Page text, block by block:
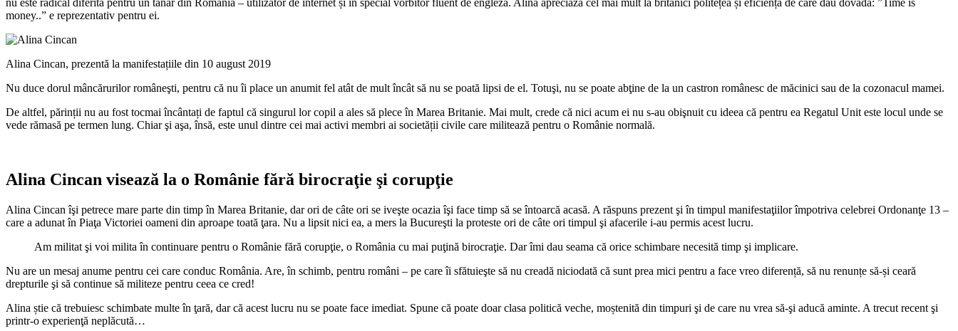
nu este radical diferită pentru un tânăr din România – utilizator de internet și în special vorbitor fluent de engleză. Alina apreciază cel mai mult la britanici politețea și eficiența de care dau dovadă: ”Time is
money..” e reprezentativ pentru ei.
Alina Cincan, prezentă la manifestațiile din 10 august 2019
Nu duce dorul mâncărurilor româneşti, pentru că nu îi place un anumit fel atât de mult încât să nu se poată lipsi de el. Totuşi, nu se poate abţine de la un castron românesc de măcinici sau de la cozonacul mamei.
De altfel, părinții nu au fost tocmai încântați de faptul că singurul lor copil a ales să plece în Marea Britanie. Mai mult, crede că nici acum ei nu s-au obişnuit cu ideea că pentru ea Regatul Unit este locul unde se
vede rămasă pe termen lung. Chiar şi aşa, însă, este unul dintre cei mai activi membri ai societății civile care militează pentru o Românie normală.
Alina Cincan visează la o Românie fără birocraţie şi corupţie
Alina Cincan îşi petrece mare parte din timp în Marea Britanie, dar ori de câte ori se iveşte ocazia îşi face timp să se întoarcă acasă. A răspuns prezent şi în timpul manifestaţiilor împotriva celebrei Ordonanţe 13 –
care a adunat în Piaţa Victoriei oameni din aproape toată ţara. Nu a lipsit nici ea, a mers la Bucureşti la proteste ori de câte ori timpul şi afacerile i-au permis acest lucru.
Am militat şi voi milita în continuare pentru o Românie fără corupţie, o România cu mai puţină birocraţie. Dar îmi dau seama că orice schimbare necesită timp şi implicare.
Nu are un mesaj anume pentru cei care conduc România. Are, în schimb, pentru români – pe care îi sfătuieşte să nu creadă niciodată că sunt prea mici pentru a face vreo diferență, să nu renunțe să-și ceară
drepturile şi să continue să militeze pentru ceea ce cred!
Alina știe că trebuiesc schimbate multe în ţară, dar că acest lucru nu se poate face imediat. Spune că poate doar clasa politică veche, moștenită din timpuri şi de care nu vrea să-şi aducă aminte. A trecut recent şi
printr-o experienţă neplăcută…